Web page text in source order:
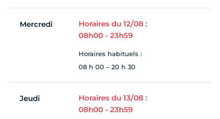
Mercredi
Horaires du 12/08 :
08h00 - 23h59
Horaires habituels :
08 h 00 – 20 h 30
Jeudi
Horaires du 13/08 :
08h00 - 23h59